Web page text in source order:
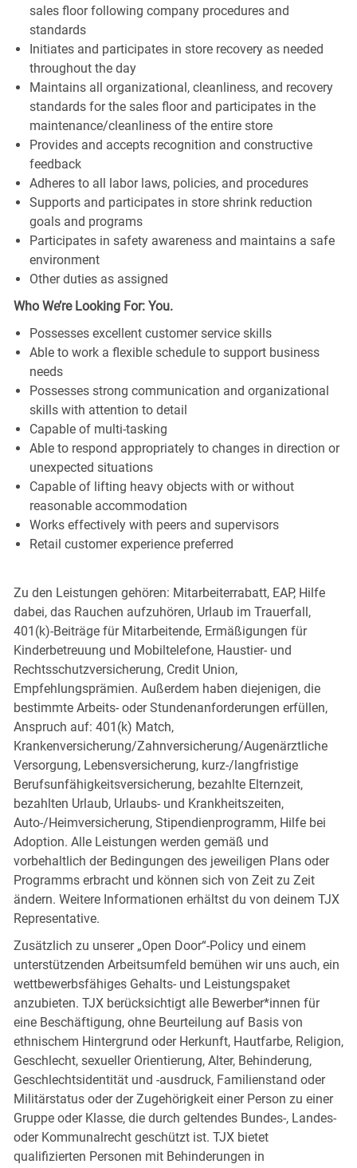
sales floor following company procedures and
standards
Initiates and participates in store recovery as needed
throughout the day
Maintains all organizational, cleanliness, and recovery
standards for the sales floor and participates in the
maintenance/cleanliness of the entire store
Provides and accepts recognition and constructive
feedback
Adheres to all labor laws, policies, and procedures
Supports and participates in store shrink reduction
goals and programs
Participates in safety awareness and maintains a safe
environment
Other duties as assigned
Who We’re Looking For: You.
Possesses excellent customer service skills
Able to work a flexible schedule to support business
needs
Possesses strong communication and organizational
skills with attention to detail
Capable of multi-tasking
Able to respond appropriately to changes in direction or
unexpected situations
Capable of lifting heavy objects with or without
reasonable accommodation
Works effectively with peers and supervisors
Retail customer experience preferred
Zu den Leistungen gehören: Mitarbeiterrabatt, EAP, Hilfe
dabei, das Rauchen aufzuhören, Urlaub im Trauerfall,
401(k)-Beiträge für Mitarbeitende, Ermäßigungen für
Kinderbetreuung und Mobiltelefone, Haustier- und
Rechtsschutzversicherung, Credit Union,
Empfehlungsprämien. Außerdem haben diejenigen, die
bestimmte Arbeits- oder Stundenanforderungen erfüllen,
Anspruch auf: 401(k) Match,
Krankenversicherung/Zahnversicherung/Augenärztliche
Versorgung, Lebensversicherung, kurz-/langfristige
Berufsunfähigkeitsversicherung, bezahlte Elternzeit,
bezahlten Urlaub, Urlaubs- und Krankheitszeiten,
Auto-/Heimversicherung, Stipendienprogramm, Hilfe bei
Adoption. Alle Leistungen werden gemäß und
vorbehaltlich der Bedingungen des jeweiligen Plans oder
Programms erbracht und können sich von Zeit zu Zeit
ändern. Weitere Informationen erhältst du von deinem TJX
Representative.
Zusätzlich zu unserer „Open Door“-Policy und einem
unterstützenden Arbeitsumfeld bemühen wir uns auch, ein
wettbewerbsfähiges Gehalts- und Leistungspaket
anzubieten. TJX berücksichtigt alle Bewerber*innen für
eine Beschäftigung, ohne Beurteilung auf Basis von
ethnischem Hintergrund oder Herkunft, Hautfarbe, Religion,
Geschlecht, sexueller Orientierung, Alter, Behinderung,
Geschlechtsidentität und -ausdruck, Familienstand oder
Militärstatus oder der Zugehörigkeit einer Person zu einer
Gruppe oder Klasse, die durch geltendes Bundes-, Landes-
oder Kommunalrecht geschützt ist. TJX bietet
qualifizierten Personen mit Behinderungen in